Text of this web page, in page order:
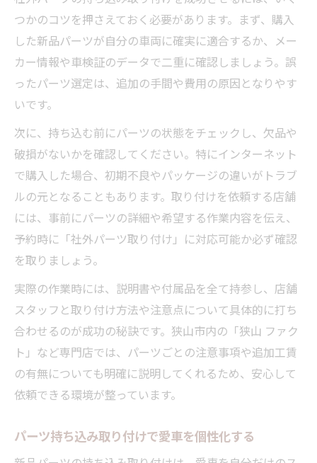
つかのコツを押さえておく必要があります。まず、購入
した新品パーツが自分の車両に確実に適合するか、メー
カー情報や車検証のデータで二重に確認しましょう。誤
ったパーツ選定は、追加の手間や費用の原因となりやす
いです。
次に、持ち込む前にパーツの状態をチェックし、欠品や
破損がないかを確認してください。特にインターネット
で購入した場合、初期不良やパッケージの違いがトラブ
ルの元となることもあります。取り付けを依頼する店舗
には、事前にパーツの詳細や希望する作業内容を伝え、
予約時に「社外パーツ取り付け」に対応可能か必ず確認
を取りましょう。
実際の作業時には、説明書や付属品を全て持参し、店舗
スタッフと取り付け方法や注意点について具体的に打ち
合わせるのが成功の秘訣です。狭山市内の「狭山 ファク
ト」など専門店では、パーツごとの注意事項や追加工賃
の有無についても明確に説明してくれるため、安心して
依頼できる環境が整っています。
パーツ持ち込み取り付けで愛車を個性化する